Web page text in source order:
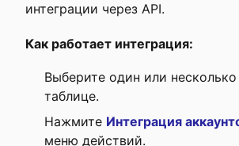
интеграции через API.
Как работает интеграция:
Выберите один или несколько
таблице.
Нажмите Интеграция
меню действий.